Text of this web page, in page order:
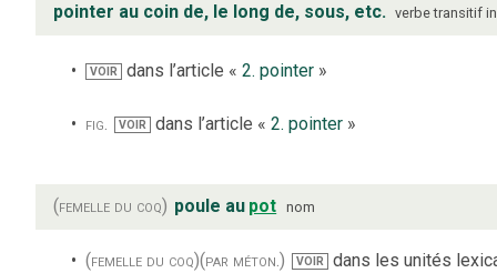
pointer au coin de, le long de, sous, etc. verbe transitif
VOIR dans l’article «2. pointer »
fig. VOIR dans l’article « 2. pointer»
(femelle du coq) poule au pot nom
(femelle du coq)(par méton.) VOIR
dans les unités